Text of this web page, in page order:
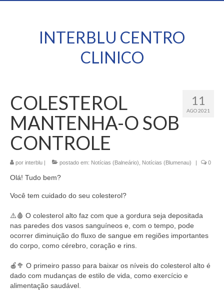
INTERBLU CENTRO
CLINICO
11
AGO 2021
COLESTEROL
MANTENHA-O SOB
CONTROLE
por interblu | postado em: Notícias (Balneário) Notícias (Blumenau) | 0
Olá! Tudo bem?
Você tem cuidado do seu colesterol?
⚠️🩸 O colesterol alto faz com que a gordura seja depositada
nas paredes dos vasos sanguíneos e, com o tempo, pode
ocorrer diminuição do fluxo de sangue em regiões importantes
do corpo, como cérebro, coração e rins.⠀
🍎🥦 O primeiro passo para baixar os níveis do colesterol alto é
dado com mudanças de estilo de vida, como exercício e
alimentação saudável.⠀